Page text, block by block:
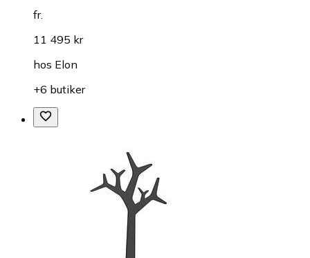
fr.
11 495 kr
hos Elon
+6 butiker